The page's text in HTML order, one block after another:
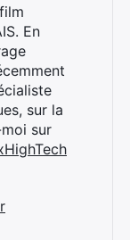
En
sur la
sur